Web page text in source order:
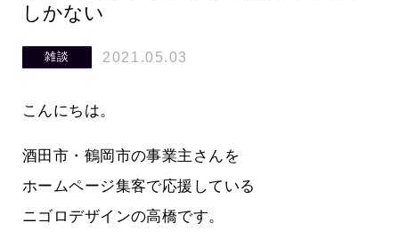
しかない
雑談 2021.05.03
こんにちは。
酒田市・鶴岡市の事業主さんを
ホームページ集客で応援している
ニゴロデザインの高橋です。
けない
たい
メンタルに来る～！想定してたより利
益が残らない仕事になってしまって
た…